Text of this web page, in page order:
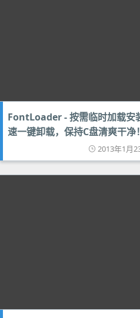
FontLoader - 按需临时加载安
速一键卸载，保持C盘清爽干净！
2013年1月